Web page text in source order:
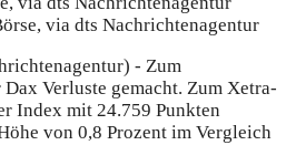
via dts Nachrichtenagentur
- Zum
Verluste gemacht. Zum Xetra-
Index mit 24.759 Punkten
von 0,8 Prozent im Vergleich